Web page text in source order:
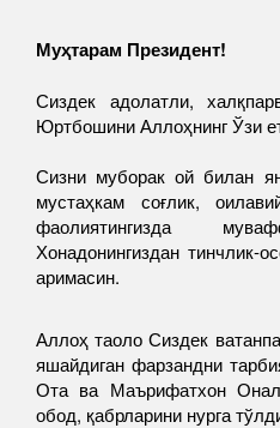
Муҳтарам Президент!
Сиздек адолатли,
Юртбошини Аллоҳнинг Ўзи
Сизни муборак ой билан
мустаҳкам соғлик,
фаолиятингизда
Хонадонингиздан тинчлик-
аримасин.
Аллоҳ таоло Сиздек
яшайдиган фарзандни
Ота ва Маърифатхон
обод, қабрларини нурга